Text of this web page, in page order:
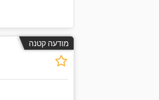
מודעה קטנה